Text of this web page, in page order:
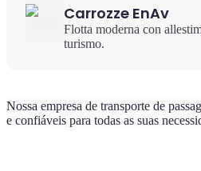
Carrozze EnAv
Flotta moderna con
turismo.
Nossa empresa de transporte de
e confiáveis para todas as suas